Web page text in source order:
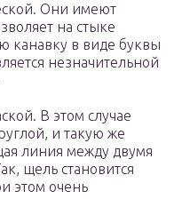
Они имеют
на стыке
канавку в виде буквы
незначительной
В этом случае
и такую же
линия между двумя
щель становится
этом очень